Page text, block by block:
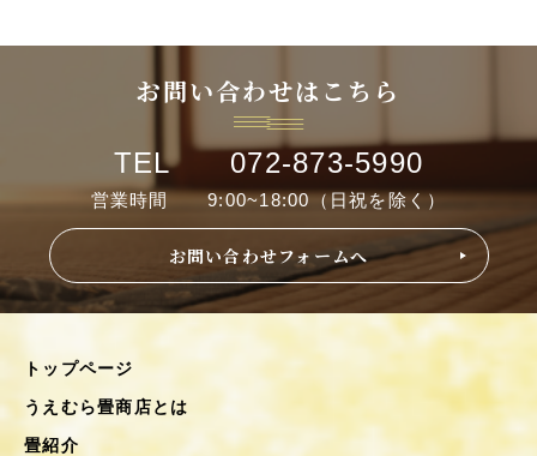
お問い合わせはこちら
TEL 072-873-5990
営業時間 9:00~18:00（日祝を除く）
お問い合わせフォームへ
トップページ
うえむら畳商店とは
畳紹介